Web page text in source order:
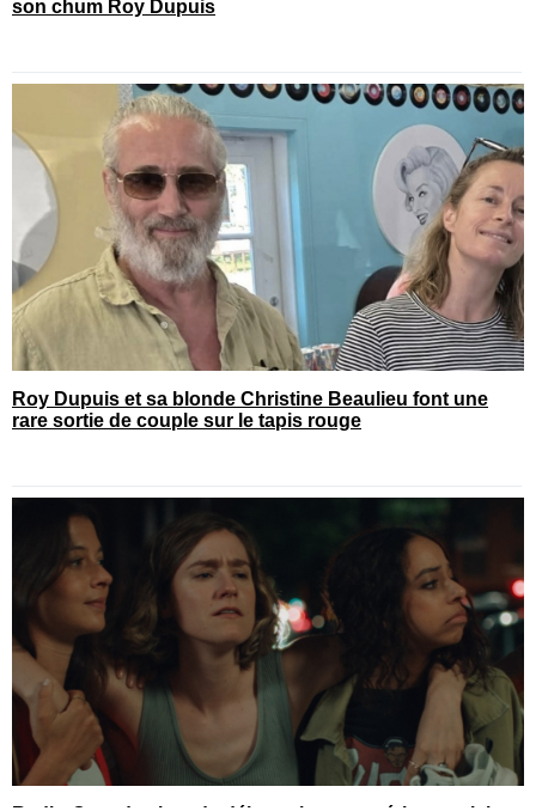
son chum Roy Dupuis
Roy Dupuis et sa blonde Christine Beaulieu font une
rare sortie de couple sur le tapis rouge